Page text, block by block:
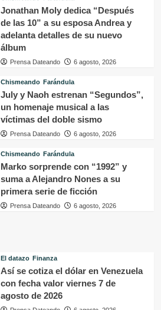
Jonathan Moly dedica “Después
de las 10” a su esposa Andrea y
adelanta detalles de su nuevo
álbum
Prensa Dateando 6 agosto, 2026
Chismeando Farándula
July y Naoh estrenan “Segundos”,
un homenaje musical a las
víctimas del doble sismo
Prensa Dateando 6 agosto, 2026
Chismeando Farándula
Marko sorprende con “1992” y
suma a Alejandro Nones a su
primera serie de ficción
Prensa Dateando 6 agosto, 2026
El datazo Finanza
Así se cotiza el dólar en Venezuela
con fecha valor viernes 7 de
agosto de 2026